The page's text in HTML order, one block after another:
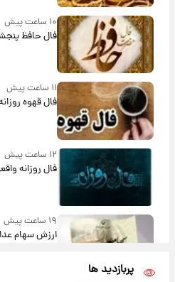
۱۰ ساعت پیش
فال حافظ پنجشنبه ۱۵ مرداد
۱۱ ساعت پیش
فال قهوه روزانه پنجشنبه
۱۲ ساعت پیش
فال روزانه واقعی
۱۹ ساعت پیش
پربازدید ها